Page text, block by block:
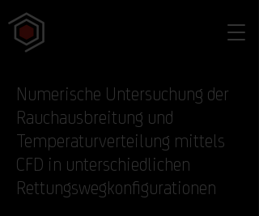
Numerische Untersuchung der
Rauchausbreitung und
Temperaturverteilung mittels
CFD in unterschiedlichen
Rettungswegkonfigurationen